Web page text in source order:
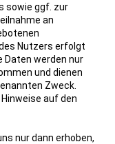
sowie ggf. zur
an
Nutzers erfolgt
Daten werden nur
und dienen
Zweck.
auf den
nur dann erhoben,